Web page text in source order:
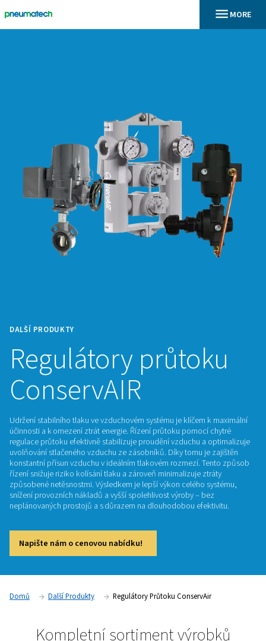
Regulátory
ConservAIR
účinnosti a k omezení ztrát energie. Řízení průtoku pomocí
regulace průtoku efektivně stabilizuje proudění vzduchu a
konstantní přísun vzduchu v ideálním tlakovém rozmezí.
řízení snižuje riziko kolísání tlaku a zároveň minimalizuje
způsobené netěsnostmi. Výsledkem je lepší výkon celého
neplánovaných prostojů a s důrazem na dlouhodobou